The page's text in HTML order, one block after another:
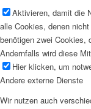
Aktivieren, damit die
alle Cookies, denen
benötigen zwei Cookies,
Andernfalls wird diese
Hier klicken, um
Andere externe Dienste
Wir nutzen auch